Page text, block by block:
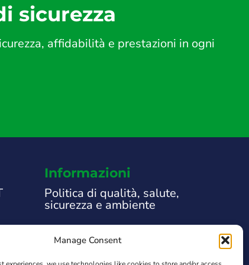
Manage Consent
sicurezza
affidabilità e prestazioni in ogni
Informazioni
Politica di qualità, salute,
sicurezza e ambiente
Informativa sulla privacy